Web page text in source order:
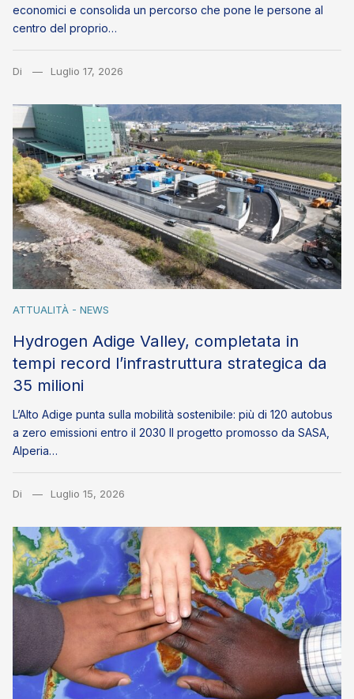
economici e consolida un percorso che pone le persone al
centro del proprio…
Di Luglio 17, 2026
ATTUALITÀ - NEWS
Hydrogen Adige Valley, completata in
tempi record l’infrastruttura strategica da
35 milioni
L’Alto Adige punta sulla mobilità sostenibile: più di 120 autobus
a zero emissioni entro il 2030 Il progetto promosso da SASA,
Alperia…
Di Luglio 15, 2026